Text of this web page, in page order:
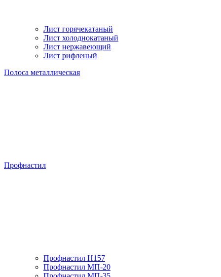
Лист горячекатаный
Лист холоднокатаный
Лист нержавеющий
Лист рифленый
Полоса металлическая
Профнастил
Профнастил H157
Профнастил МП-20